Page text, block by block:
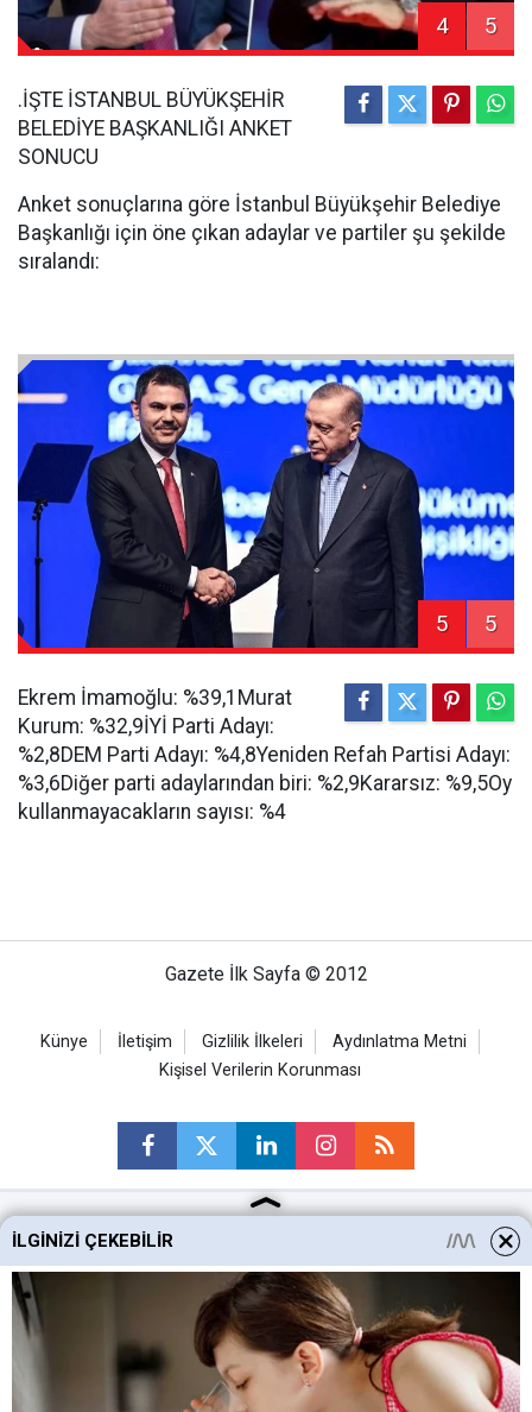
4 5
.İŞTE İSTANBUL BÜYÜKŞEHİR
BELEDİYE BAŞKANLIĞI ANKET
SONUCU
Anket sonuçlarına göre İstanbul Büyükşehir Belediye
Başkanlığı için öne çıkan adaylar ve partiler şu şekilde
sıralandı:
5 5
Ekrem İmamoğlu: %39,1Murat
Kurum: %32,9İYİ Parti Adayı:
%2,8DEM Parti Adayı: %4,8Yeniden Refah Partisi Adayı:
%3,6Diğer parti adaylarından biri: %2,9Kararsız: %9,5Oy
kullanmayacakların sayısı: %4
Gazete İlk Sayfa © 2012
Künye İletişim Gizlilik İlkeleri
Aydınlatma Metni
Kişisel Verilerin Korunması
Ankara Haberleri
Altındağ Haberleri
Sincan Haberleri
İLGINIZI ÇEKEBILIR